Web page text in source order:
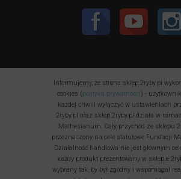
Informujemy, że strona sklep.2ryby.pl
cookies (polityka prywatności) -
każdej chwili wyłączyć w ustawieniach
2ryby.pl oraz sklep.2ryby.pl działa w
Mathesianum. Cały przychód ze sklepu
przeznaczony na cele statutowe Fundacji
Działalność handlowa nie jest głównym
każdy produkt prezentowany w sklepie
wybrany tak, by był zgodny i wspomagał